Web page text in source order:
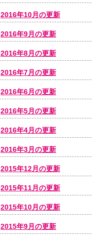
2016年10月の更新
2016年9月の更新
2016年8月の更新
2016年7月の更新
2016年6月の更新
2016年5月の更新
2016年4月の更新
2016年3月の更新
2015年12月の更新
2015年11月の更新
2015年10月の更新
2015年9月の更新